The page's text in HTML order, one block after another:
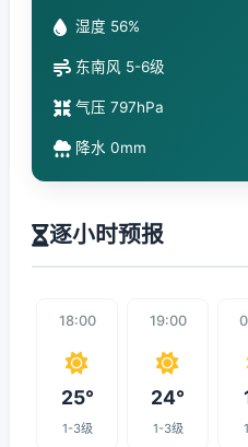
湿度 56%
东南风 5-6级
气压 797hPa
降水 0mm
逐小时预报
18:00
25°
1-3级
19:00
24°
1-3级